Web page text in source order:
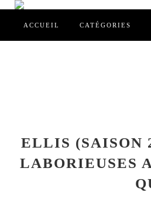
ACCUEIL CATÉGORIES
ELLIS (SAISON
LABORIEUSES